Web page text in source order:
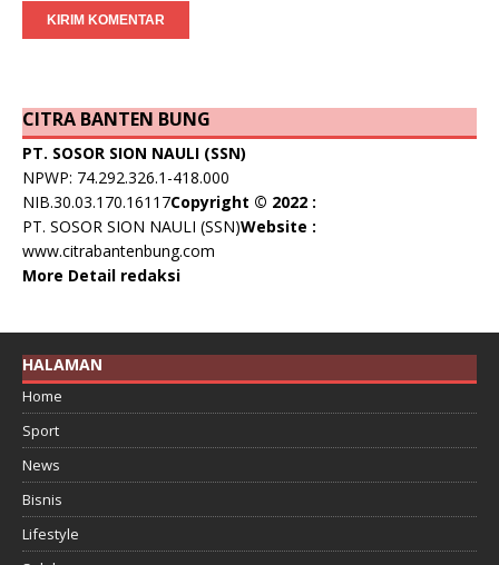
CITRA BANTEN BUNG
PT. SOSOR SION NAULI (SSN)
NPWP: 74.292.326.1-418.000
NIB.30.03.170.16117Copyright © 2022 :
PT. SOSOR SION NAULI (SSN)Website :
www.citrabantenbung.com
More Detail redaksi
HALAMAN
Home
Sport
News
Bisnis
Lifestyle